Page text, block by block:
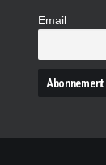
Email